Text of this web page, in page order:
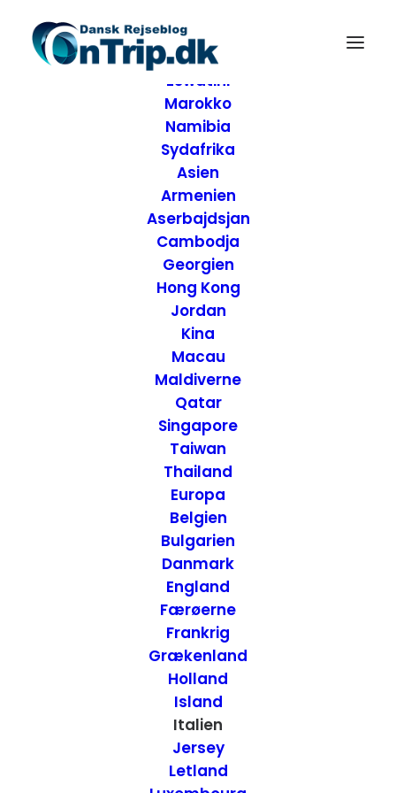
Destinationer
Afrika
Eswatini
Marokko
Namibia
Sydafrika
Asien
Armenien
Aserbajdsjan
Cambodja
Georgien
Hong Kong
Jordan
Kina
Macau
Maldiverne
Qatar
Singapore
Taiwan
Thailand
Europa
Belgien
Bulgarien
Danmark
England
Færøerne
Frankrig
Grækenland
Holland
Island
Italien
Jersey
Letland
Anmeldelse af Villa
Pamar Hotel -
Giardini Naxos,
Sicilien
HOTELLER,ITALIEN
ONTRIP.DK